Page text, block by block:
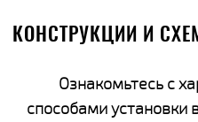
КОНСТРУКЦИИ И
Ознакомьтесь с
способами установки